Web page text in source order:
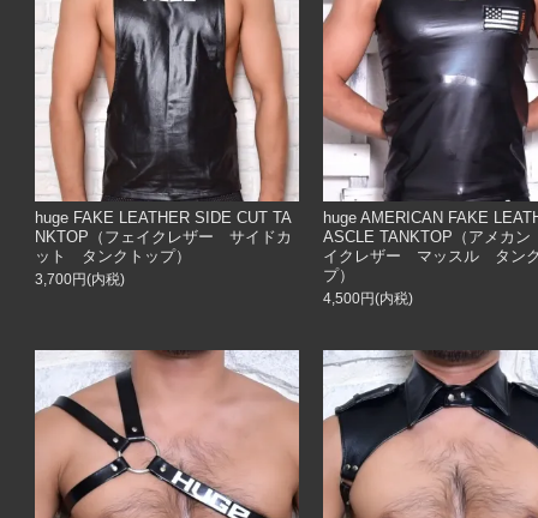
huge FAKE LEATHER SIDE CUT TA
NKTOP（フェイクレザー サイドカ
ット タンクトップ）
3,700円(内税)
huge AMERICAN FAKE
ASCLE TANKTOP（アメカ
イクレザー マッスル タン
プ）
4,500円(内税)